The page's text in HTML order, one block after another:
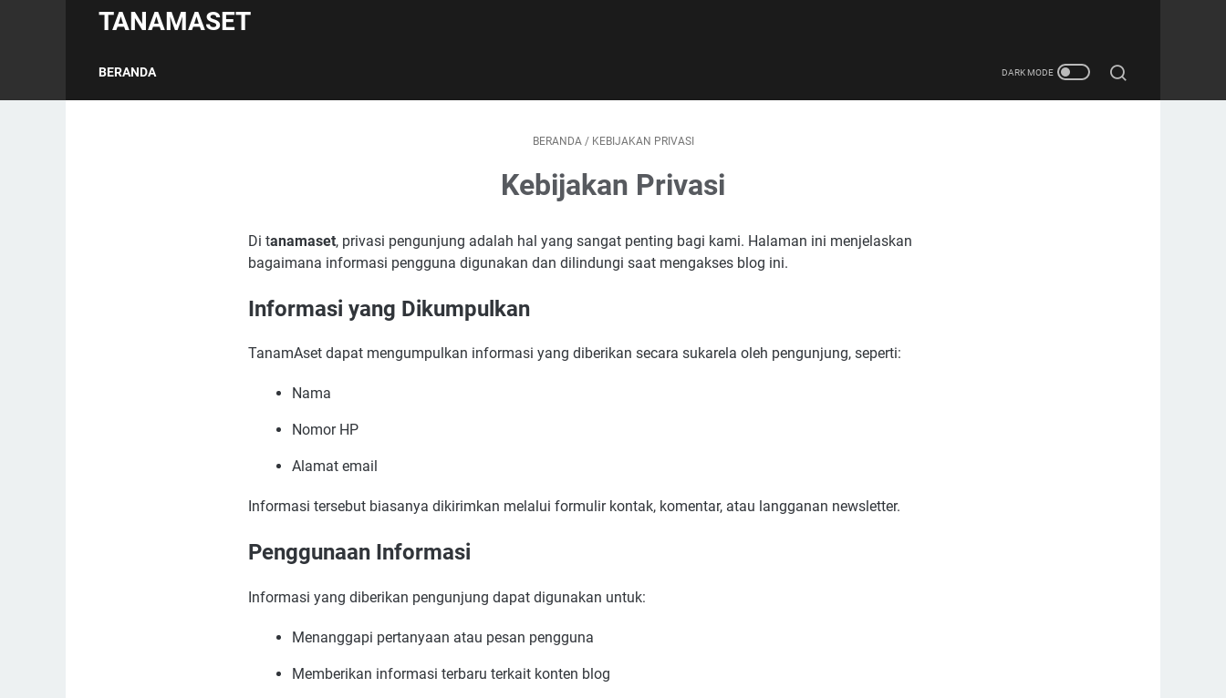
TANAMASET
BERANDA
BERANDA / KEBIJAKAN PRIVASI
Kebijakan Privasi
Di tanamaset, privasi pengunjung adalah hal yang sangat penting bagi kami. Halaman ini menjelaskan
bagaimana informasi pengguna digunakan dan dilindungi saat mengakses blog ini.
Informasi yang Dikumpulkan
TanamAset dapat mengumpulkan informasi yang diberikan secara sukarela oleh pengunjung, seperti:
Nama
Nomor HP
Alamat email
Informasi tersebut biasanya dikirimkan melalui formulir kontak, komentar, atau langganan newsletter.
Penggunaan Informasi
Informasi yang diberikan pengunjung dapat digunakan untuk:
Menanggapi pertanyaan atau pesan pengguna
Memberikan informasi terbaru terkait konten blog